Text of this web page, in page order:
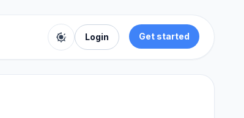
Toggle color theme
Login Get started